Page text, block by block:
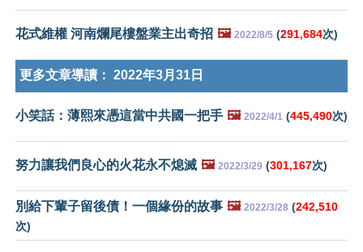
花式維權 河南爛尾樓盤業主出奇招 🖼️ 2022/8/5 (291,684次)
更多文章導讀： 2022年3月31日
小笑話：薄熙來憑這當中共國一把手 🖼️ 2022/4/1 (445,490次)
努力讓我們良心的火花永不熄滅 🖼️ 2022/3/29 (301,167次)
別給下輩子留後債！一個緣份的故事 🖼️ 2022/3/28 (242,510
次)